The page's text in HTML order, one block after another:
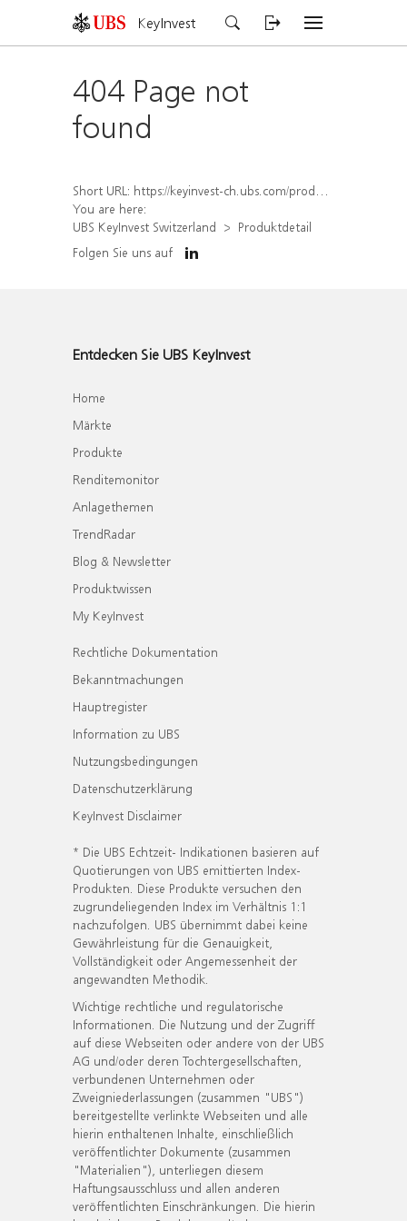
KeyInvest
404 Page not
found
Short URL: https://keyinvest-ch.ubs.com/produkt/detail/index/isin/CH1567055673
You are here:
UBS KeyInvest Switzerland
Produktdetail
Folgen Sie uns auf
Entdecken Sie UBS KeyInvest
Home
Märkte
Produkte
Renditemonitor
Anlagethemen
TrendRadar
Blog & Newsletter
Produktwissen
My KeyInvest
Rechtliche Dokumentation
Bekanntmachungen
Hauptregister
Information zu UBS
Nutzungsbedingungen
Datenschutzerklärung
KeyInvest Disclaimer
* Die UBS Echtzeit- Indikationen basieren auf
Quotierungen von UBS emittierten Index-
Produkten. Diese Produkte versuchen den
zugrundeliegenden Index im Verhältnis 1:1
nachzufolgen. UBS übernimmt dabei keine
Gewährleistung für die Genauigkeit,
Vollständigkeit oder Angemessenheit der
angewandten Methodik.
Wichtige rechtliche und regulatorische
Informationen. Die Nutzung und der Zugriff
auf diese Webseiten oder andere von der UBS
AG und/oder deren Tochtergesellschaften,
verbundenen Unternehmen oder
Zweigniederlassungen (zusammen "UBS")
bereitgestellte verlinkte Webseiten und alle
hierin enthaltenen Inhalte, einschließlich
veröffentlichter Dokumente (zusammen
"Materialien"), unterliegen diesem
Haftungsausschluss und allen anderen
veröffentlichten Einschränkungen. Die hierin